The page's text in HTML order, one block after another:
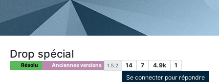
Drop spécial
Résolu Anciennes versions 1.5.2 14 7 4.9k
1
Se connecter pour répondre